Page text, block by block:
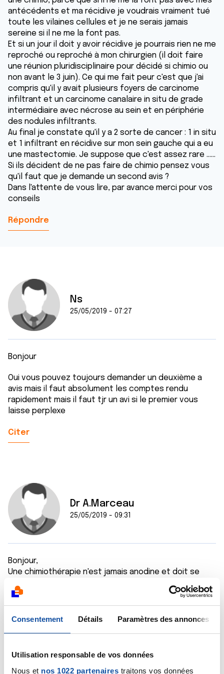
Consentement Détails Paramètres des annonces
Utilisation responsable de vos données
Nous et nos 1022 partenaires traitons vos données
antécédents et ma récidive je voudrais vraiment tué
toute les vilaines cellules et je ne serais jamais
sereine si il ne me la font pas.
Et si un jour il doit y avoir récidive je pourrais rien ne me
reproché ou reproché à mon chirurgien (il doit faire
une réunion pluridisciplinaire pour décidé si chimio ou
non avant le 3 juin). Ce qui me fait peur c'est que j'ai
compris qu'il y avait plusieurs foyers de carcinome
infiltrant et un carcinome canalaire in situ de grade
intermédiaire avec nécrose au sein et en périphérie
des nodules infiltrants.
Au final je constate qu'il y a 2 sorte de cancer : 1 in situ
et 1 infiltrant en récidive sur mon sein gauche qui a eu
une mastectomie. Je suppose que c'est assez rare ......
Si ils décident de ne pas faire de chimio pensez vous
qu'il faut que je demande un second avis ?
Dans l'attente de vous lire, par avance merci pour vos
conseils
Répondre
Ns
25/05/2019 - 07:27
Bonjour
Oui vous pouvez toujours demander un deuxième a
avis mais il faut absolument les comptes rendu
rapidement mais il faut tjr un avi si le premier vous
laisse perplexe
Citer
Dr A.Marceau
25/05/2019 - 09:31
Bonjour,
Une chimiothérapie n'est jamais anodine et doit se
inconvénients de l'autre. Ce n'est que quand les
avantages l'emportent sur les inconvénients qu'une
chimiothérapie est décidée. C'est cette évaluation
médical et d'un gynécologue, voire aussi d'un
radiothérapeute.